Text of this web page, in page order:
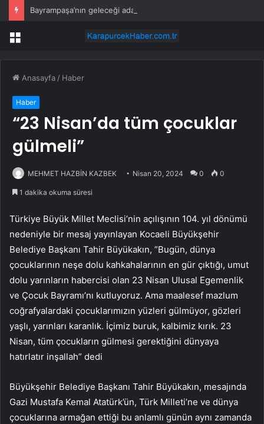
Bayrampaşa’nın geleceği ada bazlı dönüşümle şekilleniyor
Menü
Anasayfa / Haber
Haber
“23 Nisan’da tüm çocuklar
gülmeli”
MEHMET HAZBİN KAZBEK Nisan 20, 2024 0 0
1 dakika okuma süresi
Türkiye Büyük Millet Meclisi’nin açılışının 104. yıl dönümü
nedeniyle bir mesaj yayınlayan Kocaeli Büyükşehir
Belediye Başkanı Tahir Büyükakın, ”Bugün, dünya
çocuklarının neşe dolu kahkahalarının en gür çıktığı, umut
dolu yarınların habercisi olan 23 Nisan Ulusal Egemenlik
ve Çocuk Bayramı’nı kutluyoruz. Ama maalesef mazlum
coğrafyalardaki çocuklarımızın yüzleri gülmüyor, gözleri
yaşlı, yarınları karanlık. İçimiz buruk, kalbimiz kırık. 23
Nisan, tüm çocukların gülmesi gerektiğini dünyaya
hatırlatır inşallah” dedi
Büyükşehir Belediye Başkanı Tahir Büyükakın, mesajında
Gazi Mustafa Kemal Atatürk’ün, Türk Milleti’ne ve dünya
çocuklarına armağan ettiği bu anlamlı günün aynı zamanda